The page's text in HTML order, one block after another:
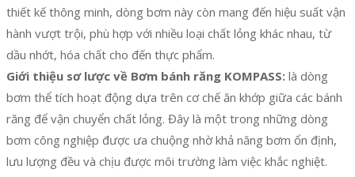
thiết kế thông minh, dòng bơm này còn mang đến hiệu suất vận
hành vượt trội, phù hợp với nhiều loại chất lỏng khác nhau, từ
dầu nhớt, hóa chất cho đến thực phẩm.
Giới thiệu sơ lược về Bơm bánh răng KOMPASS: là dòng
bơm thể tích hoạt động dựa trên cơ chế ăn khớp giữa các bánh
răng để vận chuyển chất lỏng. Đây là một trong những dòng
bơm công nghiệp được ưa chuộng nhờ khả năng bơm ổn định,
lưu lượng đều và chịu được môi trường làm việc khắc nghiệt.